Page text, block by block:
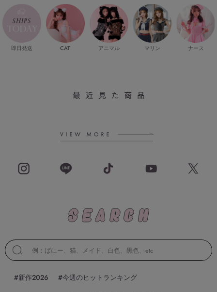
即日発送 CAT アニマル マリン ナース
#新作2026 #今週のヒットランキング